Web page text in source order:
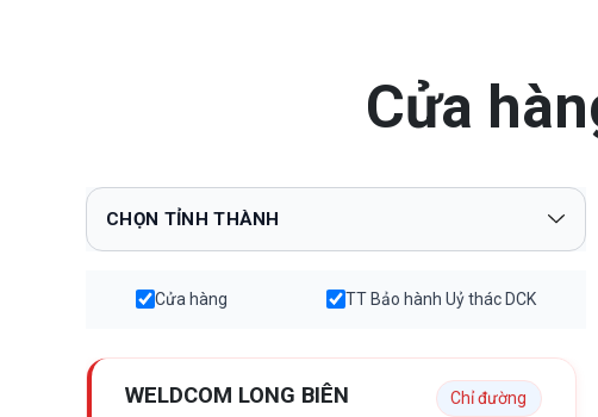
Cửa
Cửa hàng TT Bảo hành Uỷ thác DCK
WELDCOM LONG BIÊN
Chỉ đường